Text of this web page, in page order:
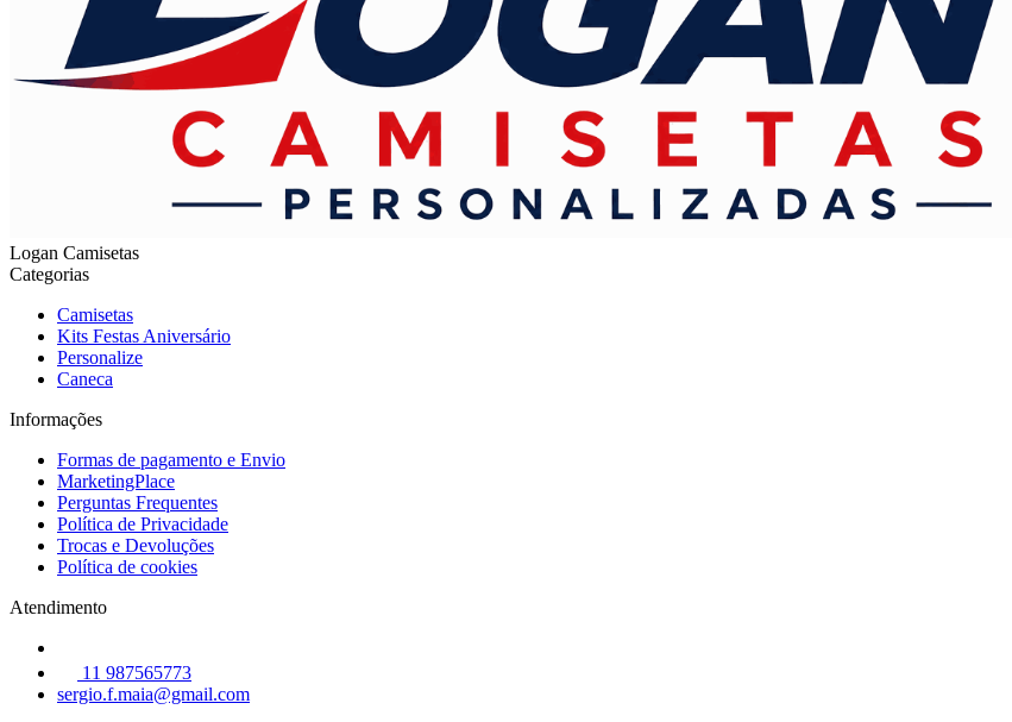
Logan Camisetas
Categorias
Camisetas
Kits Festas Aniversário
Personalize
Caneca
Informações
Formas de pagamento e Envio
MarketingPlace
Perguntas Frequentes
Política de Privacidade
Trocas e Devoluções
Política de cookies
Atendimento
11 987565773
sergio.f.maia@gmail.com